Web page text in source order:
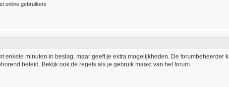
online gebruikers
minuten in beslag, maar geeft je extra mogelijkheden. De forumbeheerder
beleid. Bekijk ook de regels als je gebruik maakt van het forum.